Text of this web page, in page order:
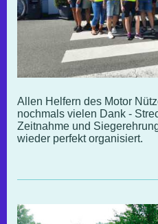
Allen Helfern des Motor
nochmals vielen Dank -
Zeitnahme und
wieder perfekt organisiert.